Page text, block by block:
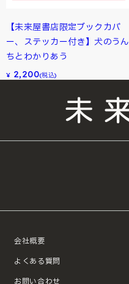
【未来屋書店限定ブックカバ
ー、ステッカー付き】犬のうん
ちとわかりあう
¥ 2,200(税込)
会社概要
よくある質問
お問い合わせ